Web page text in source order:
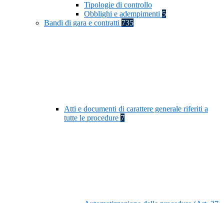
Tipologie di controllo
Obblighi e adempimenti 5
Bandi di gara e contratti 735
Atti e documenti di carattere generale riferiti a
tutte le procedure 7